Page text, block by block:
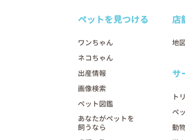
ペットを見つける
ワンちゃん
ネコちゃん
出産情報
画像検索
ペット図鑑
あなたがペットを
飼うなら
店
地
サ
ト
ペ
動